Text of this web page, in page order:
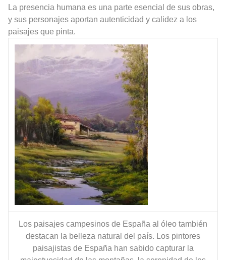
La presencia humana es una parte esencial de sus obras,
y sus personajes aportan autenticidad y calidez a los
paisajes que pinta.
Los paisajes campesinos de España al óleo también
destacan la belleza natural del país. Los pintores
paisajistas de España han sabido capturar la